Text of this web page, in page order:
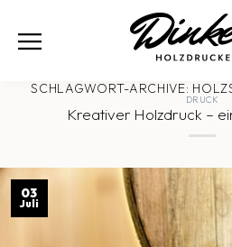
SCHLAGWORT-ARCHIVE:
DRUCK
Kreativer Holzdruck –
03
Juli